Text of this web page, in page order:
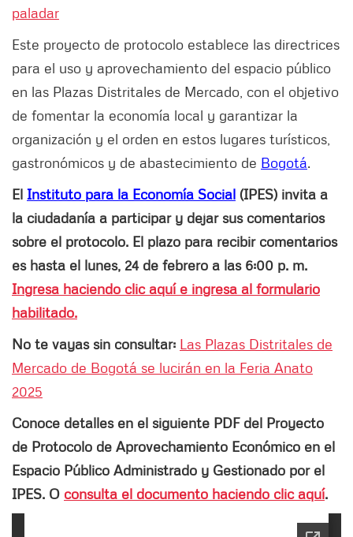
paladar
Este proyecto de protocolo establece las directrices
para el uso y aprovechamiento del espacio público
en las Plazas Distritales de Mercado, con el objetivo
de fomentar la economía local y garantizar la
organización y el orden en estos lugares turísticos,
gastronómicos y de abastecimiento de Bogotá.
El Instituto para la Economía Social (IPES) invita a
la ciudadanía a participar y dejar sus comentarios
sobre el protocolo. El plazo para recibir comentarios
es hasta el lunes, 24 de febrero a las 6:00 p. m.
Ingresa haciendo clic aquí e ingresa al formulario
habilitado.
No te vayas sin consultar: Las Plazas Distritales de
Mercado de Bogotá se lucirán en la Feria Anato
2025
Conoce detalles en el siguiente PDF del Proyecto
de Protocolo de Aprovechamiento Económico en el
Espacio Público Administrado y Gestionado por el
IPES. O consulta el documento haciendo clic aquí.